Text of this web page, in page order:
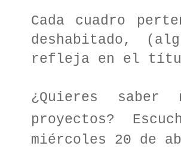
Cada cuadro
deshabitado,
refleja en el
¿Quieres
proyectos?
miércoles 20 de